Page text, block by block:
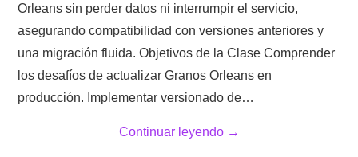
Orleans sin perder datos ni interrumpir el servicio,
asegurando compatibilidad con versiones anteriores y
una migración fluida. Objetivos de la Clase Comprender
los desafíos de actualizar Granos Orleans en
producción. Implementar versionado de…
Continuar leyendo →